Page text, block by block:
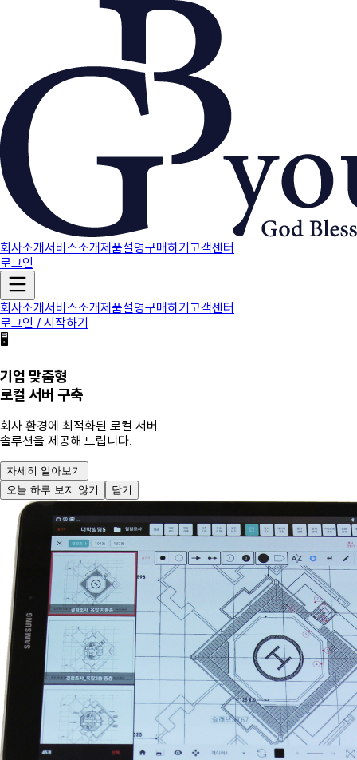
회사소개서비스소개제품설명구매하기고객센터
로그인
회사소개서비스소개제품설명구매하기고객센터
로그인 / 시작하기
🖥️
기업 맞춤형
로컬 서버 구축
회사 환경에 최적화된 로컬 서버
솔루션을 제공해 드립니다.
자세히 알아보기
오늘 하루 보지 않기
닫기